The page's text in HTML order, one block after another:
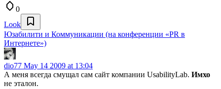
0
Look
Юзабилити и Коммуникации (на конференции «PR в
Интернете»)
dio77 May 14 2009 at 13:04
А меня всегда смущал сам сайт компании UsabilityLab. Имхо
не эталон.